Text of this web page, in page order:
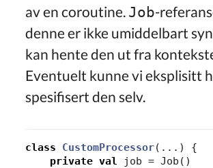
av en coroutine. Job-
denne er ikke umiddelbart
kan hente den ut fra
Eventuelt kunne vi eksplisitt
spesifisert den selv.
class CustomProcessor(...)
{
private val job = Job ()